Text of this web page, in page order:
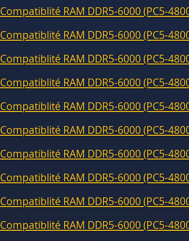
Compatiblité RAM DDR5-6000 (PC5-
Compatiblité RAM DDR5-6000 (PC5-
Compatiblité RAM DDR5-6000 (PC5-
Compatiblité RAM DDR5-6000 (PC5-
Compatiblité RAM DDR5-6000 (PC5-
Compatiblité RAM DDR5-6000 (PC5-
Compatiblité RAM DDR5-6000 (PC5-
Compatiblité RAM DDR5-6000 (PC5-
Compatiblité RAM DDR5-6000 (PC5-
Compatiblité RAM DDR5-6000 (PC5-